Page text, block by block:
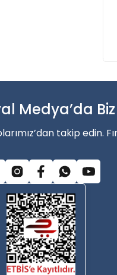
BaşlaMedya’da Biz
takip edin.